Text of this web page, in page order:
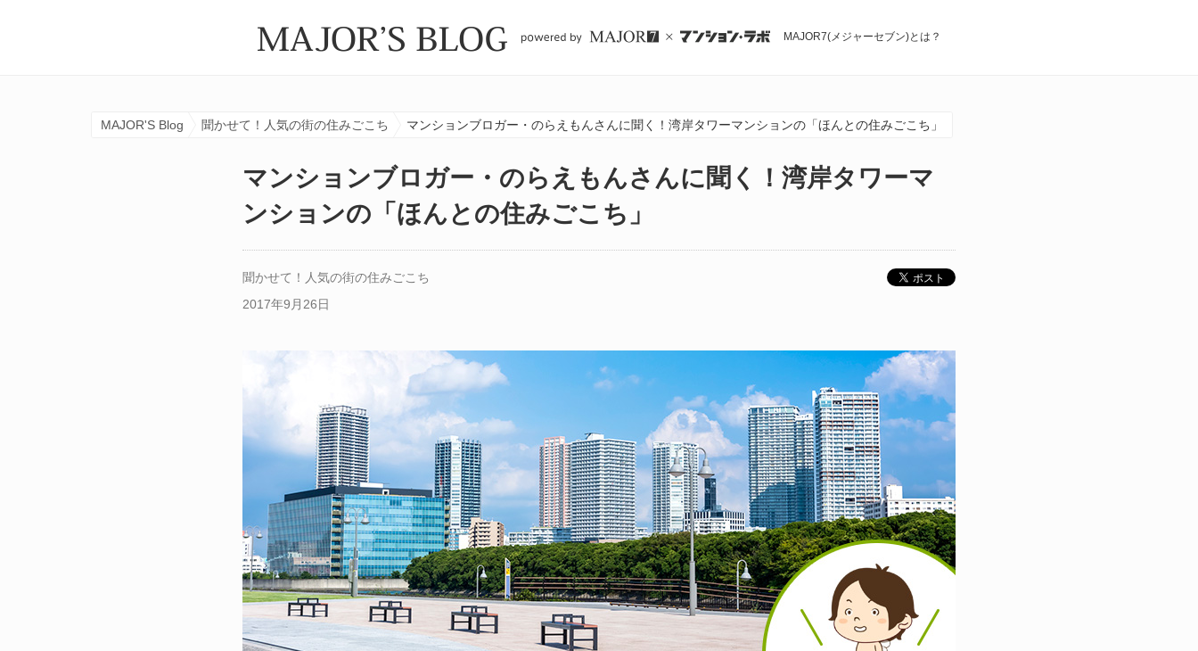
MAJOR7(メジャーセブン)とは？
MAJOR'S Blog 聞かせて！人気の街の住みごこち マンションブロガー・のらえもんさんに聞く！湾岸タワーマンションの「ほんとの住みごこち」
マンションブロガー・のらえもんさんに聞く！湾岸タワーマ
ンションの「ほんとの住みごこち」
聞かせて！人気の街の住みごこち
2017年9月26日